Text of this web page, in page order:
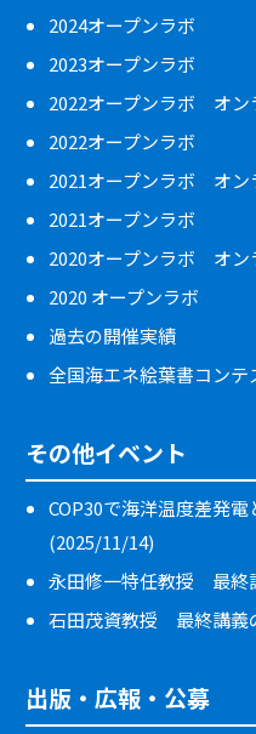
2024オープンラボ
2023オープンラボ
2022オープンラボ オン
2022オープンラボ
2021オープンラボ オン
2021オープンラボ
2020オープンラボ オン
2020 オープンラボ
過去の開催実績
全国海エネ絵葉書コンテ
その他イベント
COP30で海洋温度差発
(2025/11/14)
永田修一特任教授 最終
石田茂資教授 最終講義
出版・広報・公募